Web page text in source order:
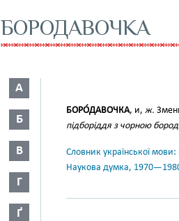
БОРОДАВОЧКА
А
Б
В
Г
Ґ
БОРО́ДАВОЧКА, и, ж.
підборіддя з чорною
Словник української
Наукова думка,